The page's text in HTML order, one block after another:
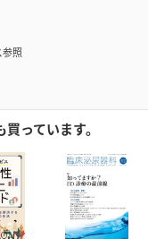
照
っています。